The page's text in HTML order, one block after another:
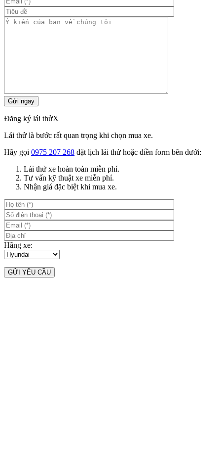
Đăng ký lái thửX
Lái thử là bước rất quan trọng khi chọn mua xe.
Hãy gọi 0975 207 268 đặt lịch lái thử hoặc điền form bên dưới:
Lái thử xe hoàn toàn miễn phí.
Tư vấn kỹ thuật xe miễn phí.
Nhận giá đặc biệt khi mua xe.
Hãng xe: